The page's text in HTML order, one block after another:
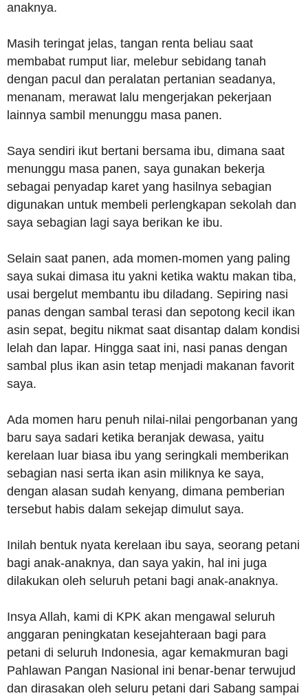
anaknya.
Masih teringat jelas, tangan renta beliau saat
membabat rumput liar, melebur sebidang tanah
dengan pacul dan peralatan pertanian seadanya,
menanam, merawat lalu mengerjakan pekerjaan
lainnya sambil menunggu masa panen.
Saya sendiri ikut bertani bersama ibu, dimana saat
menunggu masa panen, saya gunakan bekerja
sebagai penyadap karet yang hasilnya sebagian
digunakan untuk membeli perlengkapan sekolah dan
saya sebagian lagi saya berikan ke ibu.
Selain saat panen, ada momen-momen yang paling
saya sukai dimasa itu yakni ketika waktu makan tiba,
usai bergelut membantu ibu diladang. Sepiring nasi
panas dengan sambal terasi dan sepotong kecil ikan
asin sepat, begitu nikmat saat disantap dalam kondisi
lelah dan lapar. Hingga saat ini, nasi panas dengan
sambal plus ikan asin tetap menjadi makanan favorit
saya.
Ada momen haru penuh nilai-nilai pengorbanan yang
baru saya sadari ketika beranjak dewasa, yaitu
kerelaan luar biasa ibu yang seringkali memberikan
sebagian nasi serta ikan asin miliknya ke saya,
dengan alasan sudah kenyang, dimana pemberian
tersebut habis dalam sekejap dimulut saya.
Inilah bentuk nyata kerelaan ibu saya, seorang petani
bagi anak-anaknya, dan saya yakin, hal ini juga
dilakukan oleh seluruh petani bagi anak-anaknya.
Insya Allah, kami di KPK akan mengawal seluruh
anggaran peningkatan kesejahteraan bagi para
petani di seluruh Indonesia, agar kemakmuran bagi
Pahlawan Pangan Nasional ini benar-benar terwujud
dan dirasakan oleh seluru petani dari Sabang sampai